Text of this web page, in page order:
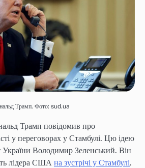
Трамп. Фото: sud.ua
Трамп повідомив про
у переговорах у Стамбулі. Цю ідею
України Володимир Зеленський. Він
лідера США на зустрічі у Стамбулі.